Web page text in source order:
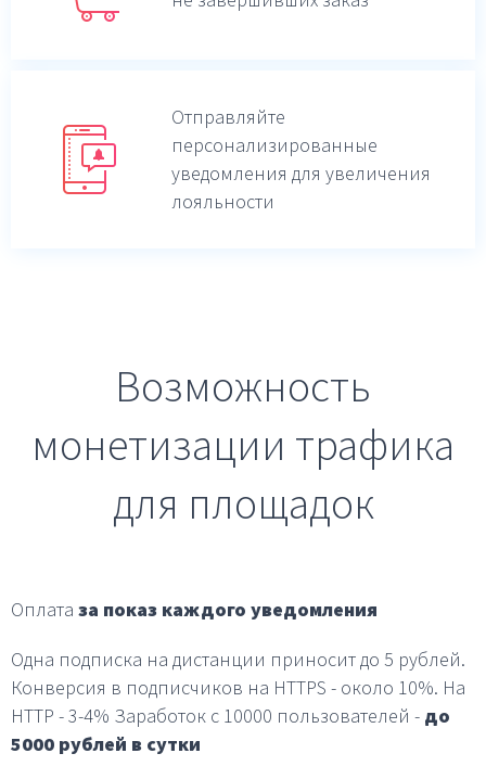
Отправляйте
персонализированные
уведомления для увеличения
лояльности
Возможность
монетизации трафика
для площадок
Оплата за показ каждого уведомления
Одна подписка на дистанции приносит до 5 рублей.
Конверсия в подписчиков на HTTPS - около 10%. На
HTTP - 3-4% Заработок с 10000 пользователей - до
5000 рублей в сутки